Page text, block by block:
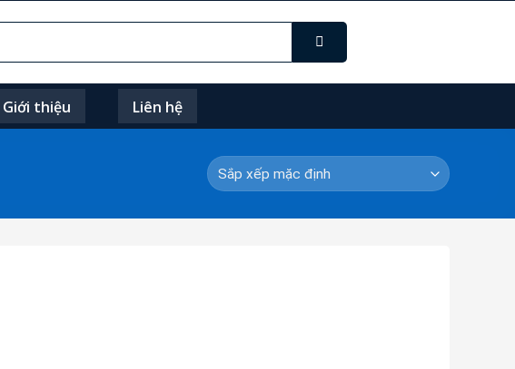
Giới thiệu Liên hệ